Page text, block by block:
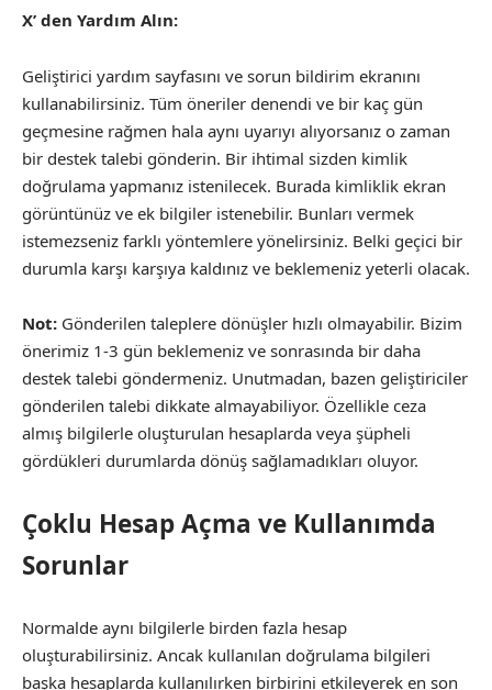
X’ den Yardım Alın:
Geliştirici yardım sayfasını ve sorun bildirim ekranını
kullanabilirsiniz. Tüm öneriler denendi ve bir kaç gün
geçmesine rağmen hala aynı uyarıyı alıyorsanız o zaman
bir destek talebi gönderin. Bir ihtimal sizden kimlik
doğrulama yapmanız istenilecek. Burada kimliklik ekran
görüntünüz ve ek bilgiler istenebilir. Bunları vermek
istemezseniz farklı yöntemlere yönelirsiniz. Belki geçici bir
durumla karşı karşıya kaldınız ve beklemeniz yeterli olacak.
Not: Gönderilen taleplere dönüşler hızlı olmayabilir. Bizim
önerimiz 1-3 gün beklemeniz ve sonrasında bir daha
destek talebi göndermeniz. Unutmadan, bazen geliştiriciler
gönderilen talebi dikkate almayabiliyor. Özellikle ceza
almış bilgilerle oluşturulan hesaplarda veya şüpheli
gördükleri durumlarda dönüş sağlamadıkları oluyor.
Çoklu Hesap Açma ve Kullanımda
Sorunlar
Normalde aynı bilgilerle birden fazla hesap
oluşturabilirsiniz. Ancak kullanılan doğrulama bilgileri
başka hesaplarda kullanılırken birbirini etkileyerek en son